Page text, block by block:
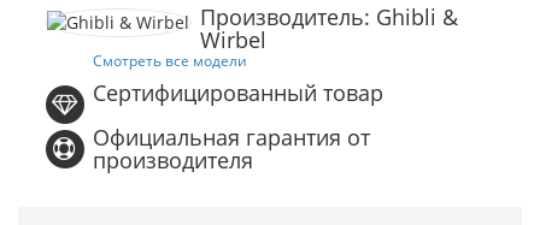
Производитель: Ghibli &
Wirbel
Смотреть все модели
Сертифицированный товар
Официальная гарантия от
производителя